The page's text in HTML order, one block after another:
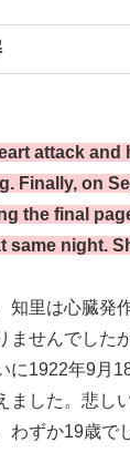
attack and
Finally, on
the final
same night.
知里は心臓発
ませんでした
に1922年9月
ました。悲し
ずか19歳で